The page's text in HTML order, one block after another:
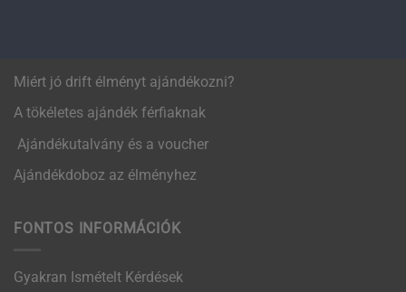
Miért jó drift élményt ajándékozni?
A tökéletes ajándék férfiaknak
Ajándékutalvány és a voucher
Ajándékdoboz az élményhez
FONTOS INFORMÁCIÓK
Gyakran Ismételt Kérdések